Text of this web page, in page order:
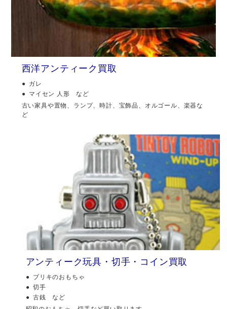
西洋アンティーク買取
ガレ
マイセン 人形 など
古い家具や置物、ランプ、時計、宝飾品、オルゴール、楽器な
ど
アンティーク玩具・切手・コイン買取
ブリキのおもちゃ
切手
古銭 など